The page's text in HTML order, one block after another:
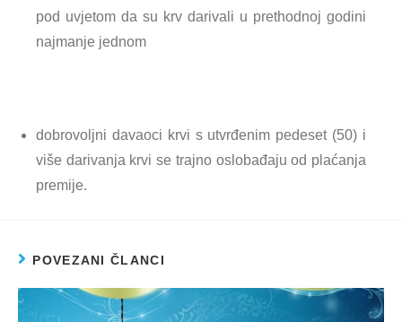
pod uvjetom da su krv darivali u prethodnoj godini
najmanje jednom
dobrovoljni davaoci krvi s utvrđenim pedeset (50) i
više darivanja krvi se trajno oslobađaju od plaćanja
premije.
POVEZANI ČLANCI